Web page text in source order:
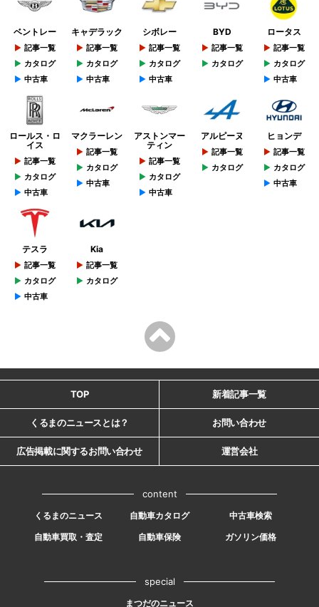
ベントレー
記事一覧
カタログ
中古車
キャデラック
記事一覧
カタログ
中古車
シボレー
記事一覧
カタログ
中古車
BYD
記事一覧
カタログ
ロータス
記事一覧
カタログ
中古車
ロールス・ロ
イス
記事一覧
カタログ
中古車
マクラーレン
記事一覧
カタログ
中古車
アストンマー
ティン
記事一覧
カタログ
中古車
アルピーヌ
記事一覧
カタログ
ヒョンデ
記事一覧
カタログ
中古車
テスラ
記事一覧
カタログ
中古車
Kia
記事一覧
カタログ
TOP 新着記事一覧
くるまのニュースとは？ お問い合わせ
広告掲載に関するお問い合わせ 運営会社
content
くるまのニュース 自動車カタログ
中古車検索
自動車買取・査定
自動車保険 ガソリン価格
special
まつだのニュース